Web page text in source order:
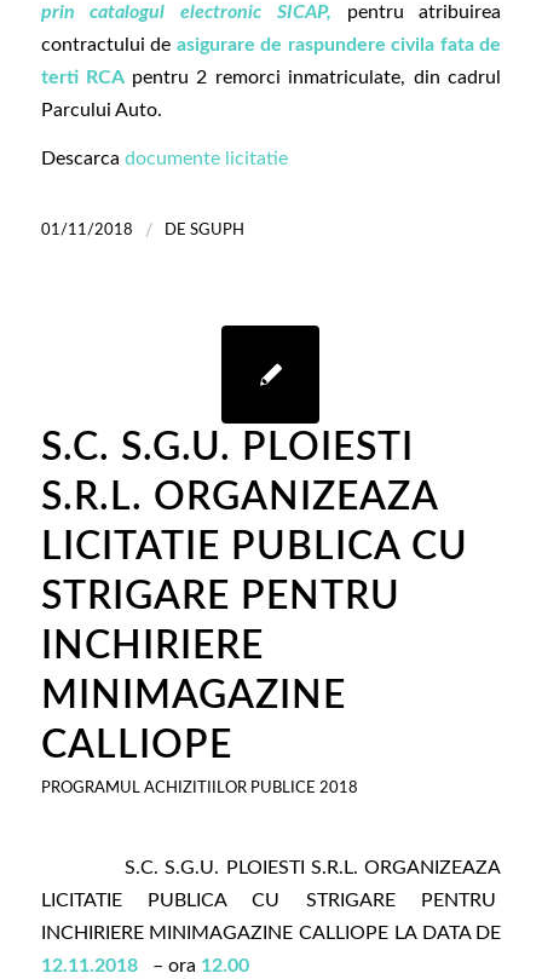
prin catalogul electronic SICAP, pentru atribuirea
contractului de asigurare de raspundere civila fata de
terti RCA pentru 2 remorci inmatriculate, din cadrul
Parcului Auto.
Descarca documente licitatie
01/11/2018 / DE SGUPH
S.C. S.G.U. PLOIESTI
S.R.L. ORGANIZEAZA
LICITATIE PUBLICA CU
STRIGARE PENTRU
INCHIRIERE
MINIMAGAZINE
CALLIOPE
PROGRAMUL ACHIZITIILOR PUBLICE 2018
S.C. S.G.U. PLOIESTI S.R.L. ORGANIZEAZA
LICITATIE PUBLICA CU STRIGARE PENTRU
INCHIRIERE MINIMAGAZINE CALLIOPE LA DATA DE
12.11.2018– ora 12.00